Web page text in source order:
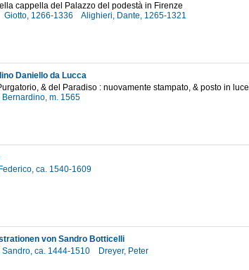
cappella del Palazzo del podestà in Firenze
Giotto, 1266-1336
Alighieri, Dante, 1265-1321
Daniello da Lucca
& del Paradiso : nuovamente stampato, & posto in luce
Bernardino, m. 1565
ca. 1540-1609
von Sandro Botticelli
Sandro, ca. 1444-1510
Dreyer, Peter